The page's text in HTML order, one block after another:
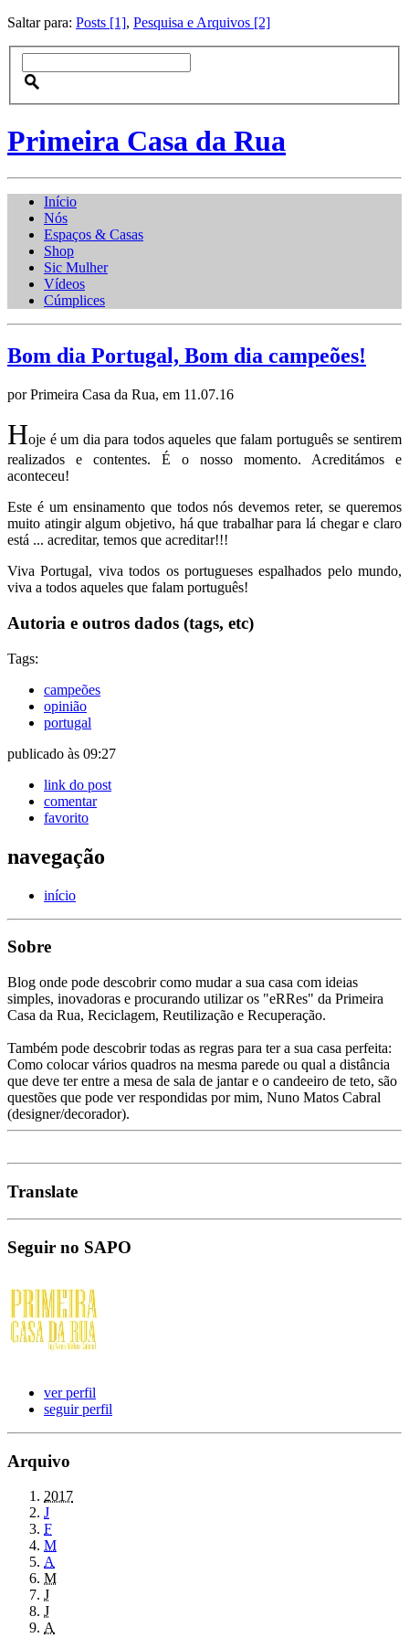
Saltar para: Posts [1], Pesquisa e Arquivos [2]
Primeira Casa da Rua
Início
Nós
Espaços & Casas
Shop
Sic Mulher
Vídeos
Cúmplices
Bom dia Portugal, Bom dia campeões!
por Primeira Casa da Rua, em 11.07.16
Hoje é um dia para todos aqueles que falam português se sentirem
realizados e contentes. É o nosso momento. Acreditámos e
aconteceu!
Este é um ensinamento que todos nós devemos reter, se queremos
muito atingir algum objetivo, há que trabalhar para lá chegar e claro
está ... acreditar, temos que acreditar!!!
Viva Portugal, viva todos os portugueses espalhados pelo mundo,
viva a todos aqueles que falam português!
Autoria e outros dados (tags, etc)
Tags:
campeões
opinião
portugal
publicado às 09:27
link do post
comentar
favorito
navegação
início
Sobre
Blog onde pode descobrir como mudar a sua casa com ideias
simples, inovadoras e procurando utilizar os "eRRes" da Primeira
Casa da Rua, Reciclagem, Reutilização e Recuperação.
Também pode descobrir todas as regras para ter a sua casa perfeita:
Como colocar vários quadros na mesma parede ou qual a distância
que deve ter entre a mesa de sala de jantar e o candeeiro de teto, são
questões que pode ver respondidas por mim, Nuno Matos Cabral
(designer/decorador).
Translate
Seguir no SAPO
ver perfil
seguir perfil
Arquivo
2017
J
F
M
A
M
J
J
A